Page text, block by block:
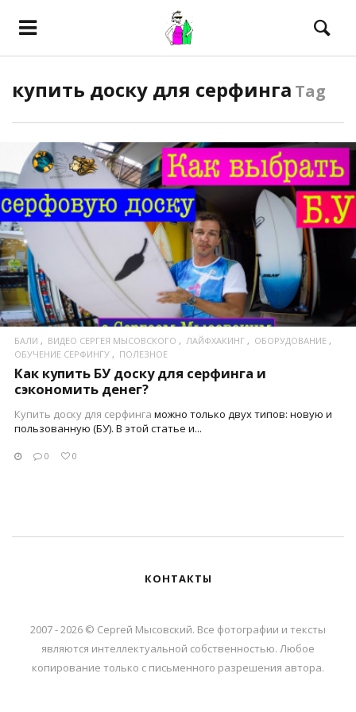
купить доску для серфинга Tag
ПОСМОТРЕТЬ
БАЛИ ВИДЕО СЕРГЕЯ МЫСОВСКОГО ЛАЙФХАКИНГ
ОБОРУДОВАНИЕ
ОБУЧЕНИЕ СЕРФИНГУ
ПОЛЕЗНОЕ
Как купить БУ доску для серфинга и
сэкономить денег?
Купить доску для серфинга можно только двух типов: новую и
пользованную (БУ). В этой статье и...
0 0
КОНТАКТЫ
2007 - 2026 © Сергей Мысовский. Все фотографии и тексты
являются интеллектуальной собственностью. Любое
копирование только с письменного разрешения автора.